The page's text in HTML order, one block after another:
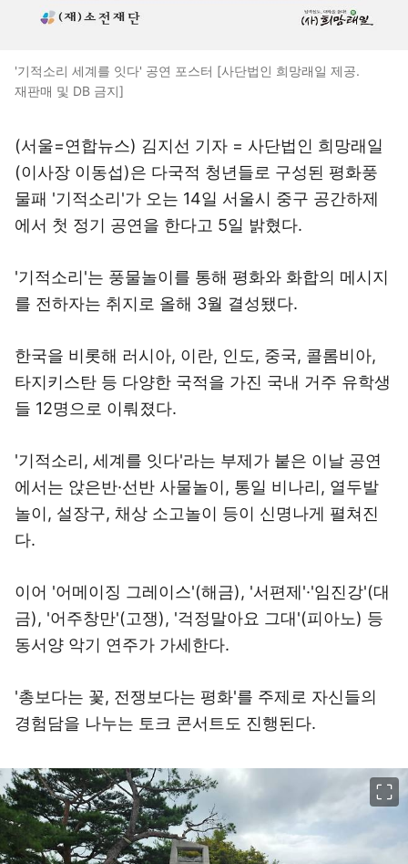
'기적소리 세계를 잇다' 공연 포스터 [사단법인 희망래일 제공.
재판매 및 DB 금지]
(서울=연합뉴스) 김지선 기자 = 사단법인 희망래일
(이사장 이동섭)은 다국적 청년들로 구성된 평화풍
물패 '기적소리'가 오는 14일 서울시 중구 공간하제
에서 첫 정기 공연을 한다고 5일 밝혔다.
'기적소리'는 풍물놀이를 통해 평화와 화합의 메시지
를 전하자는 취지로 올해 3월 결성됐다.
한국을 비롯해 러시아, 이란, 인도, 중국, 콜롬비아,
타지키스탄 등 다양한 국적을 가진 국내 거주 유학생
들 12명으로 이뤄졌다.
'기적소리, 세계를 잇다'라는 부제가 붙은 이날 공연
에서는 앉은반·선반 사물놀이, 통일 비나리, 열두발
놀이, 설장구, 채상 소고놀이 등이 신명나게 펼쳐진
다.
이어 '어메이징 그레이스'(해금), '서편제'·'임진강'(대
금), '어주창만'(고쟁), '걱정말아요 그대'(피아노) 등
동서양 악기 연주가 가세한다.
'총보다는 꽃, 전쟁보다는 평화'를 주제로 자신들의
경험담을 나누는 토크 콘서트도 진행된다.